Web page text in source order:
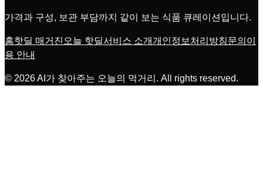
가격과 구성, 보관 부담까지 같이 보는 식품 큐레이션입니다.
홈핫딜 매거진 오늘 핫딜서비스 소개 개인정보처리방침문의 이
용 안내
© 2026AI가 찾아주는 오늘의 먹거리 . All rights reserved.